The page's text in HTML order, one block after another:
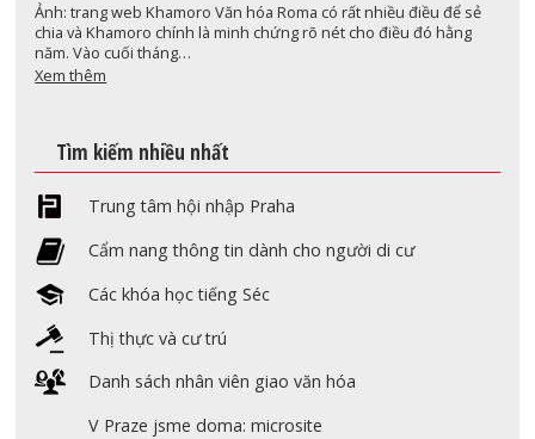
Ảnh: trang web Khamoro Văn hóa Roma có rất nhiều điều để sẻ
chia và Khamoro chính là minh chứng rõ nét cho điều đó hằng
năm. Vào cuối tháng…
Xem thêm
Tìm kiếm nhiều nhất
Trung tâm hội nhập Praha
Cẩm nang thông tin dành cho người di cư
Các khóa học tiếng Séc
Thị thực và cư trú
Danh sách nhân viên giao văn hóa
V Praze jsme doma: microsite